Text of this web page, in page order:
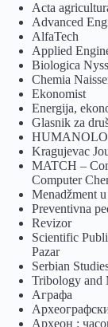
Acta
Advanced
AlfaTech
Applied
Biologica
Chemia
Ekonomist
Energija,
Glasnik za
Kragujevac
MATCH –
Computer
Menadžment
Preventivna
Revizor
Scientific
Pazar
Serbian
Tribology and
Аграфа
Археон :